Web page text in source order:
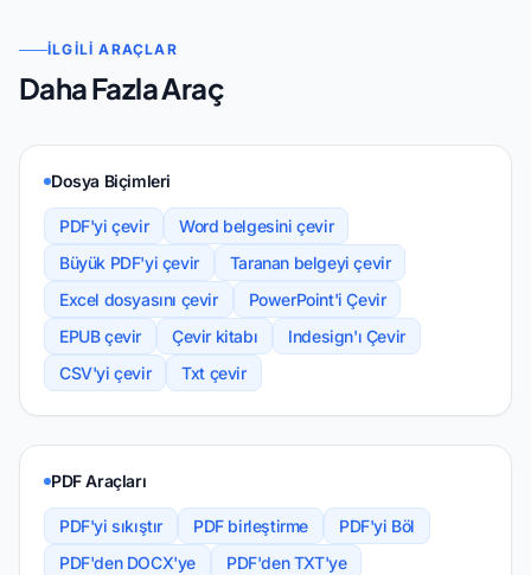
İLGILI ARAÇLAR
Daha Fazla Araç
Dosya Biçimleri
PDF'yi çevir
Word belgesini çevir
Büyük PDF'yi çevir
Taranan belgeyi çevir
Excel dosyasını çevir
PowerPoint'i Çevir
EPUB çevir
Çevir kitabı
Indesign'ı Çevir
CSV'yi çevir
Txt çevir
PDF Araçları
PDF'yi sıkıştır PDF birleştirme
PDF'yi Böl
PDF'den DOCX'ye
PDF'den TXT'ye